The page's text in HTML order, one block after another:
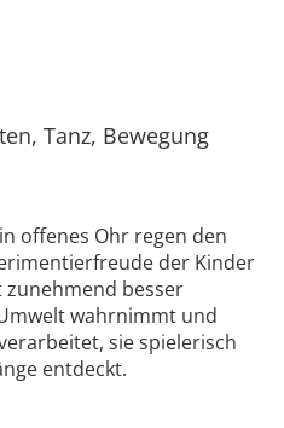
Tanz, Bewegung
offenes Ohr regen den
der Kinder
zunehmend besser
wahrnimmt und
sie spielerisch
entdeckt.